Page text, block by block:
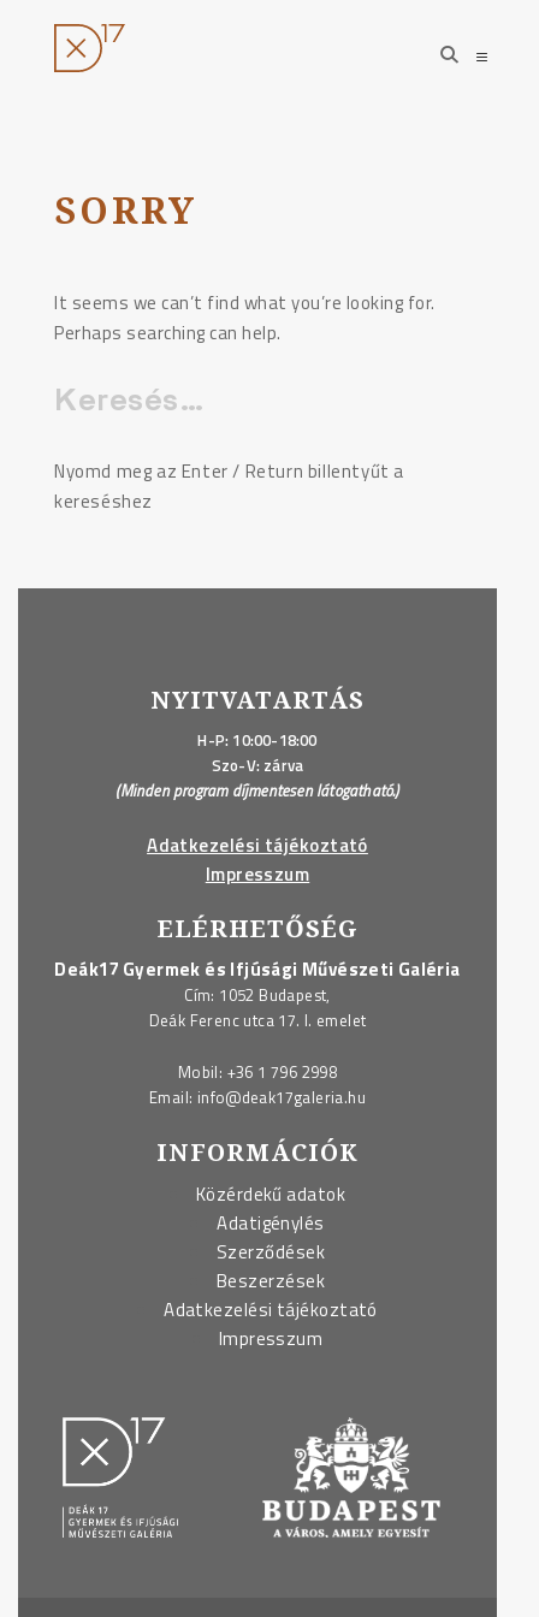
tartalomhoz
open
search
open
SORRY
It seems we can’t find what you’re looking for.
Perhaps searching can help.
Keresés:
Nyomd meg az Enter / Return billentyűt a
kereséshez
NYITVATARTÁS
H-P: 10:00-18:00
Szo-V: zárva
(Minden program díjmentesen látogatható.)
Adatkezelési tájékoztató
Impresszum
ELÉRHETŐSÉG
Deák17 Gyermek és Ifjúsági Művészeti Galéria
Cím: 1052 Budapest,
Deák Ferenc utca 17. I. emelet
Mobil: +36 1 796 2998
Email: info@deak17galeria.hu
INFORMÁCIÓK
Közérdekű adatok
Adatigénylés
Szerződések
Beszerzések
Adatkezelési tájékoztató
Impresszum